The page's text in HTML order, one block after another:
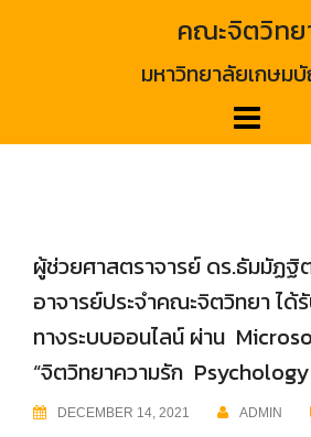
คณะจิตวิทย
มหาวิทยาลัยเกษม
ผู้ช่วยศาสตราจารย์ ดร.ธัมมัฏ
อาจารย์ประจำคณะจิตวิทยา ได้
ทางระบบออนไลน์ ผ่าน
“จิตวิทยาความรัก
DECEMBER 14, 2021 ADMIN